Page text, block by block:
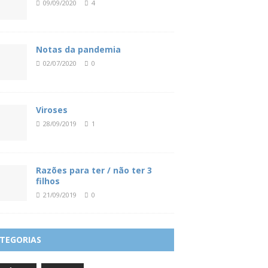
09/09/2020 4
Notas da pandemia
02/07/2020 0
Viroses
28/09/2019 1
Razões para ter / não ter 3
filhos
21/09/2019 0